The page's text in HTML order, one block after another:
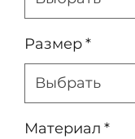
Размер*
Материал *